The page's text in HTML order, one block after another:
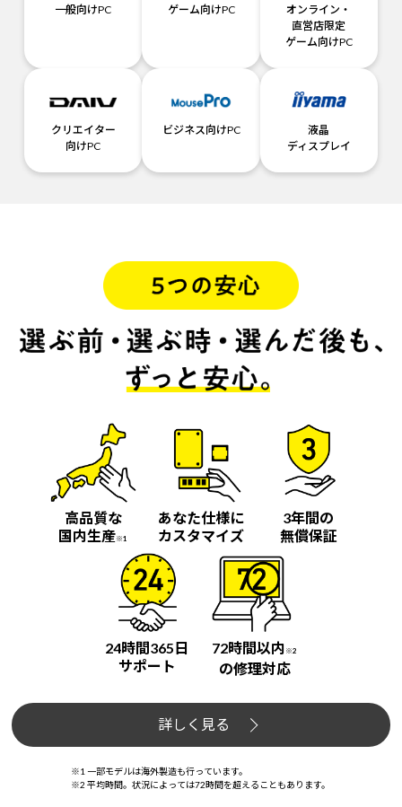
一般向けPC ゲーム向けPC
オンライン・
直営店限定
ゲーム向けPC
クリエイター
向けPC
ビジネス向けPC
液晶
ディスプレイ
高品質な
国内生産※1
あなた仕様に
カスタマイズ
3年間の
無償保証
24時間365日
サポート
72時間以内 ※2
の修理対応
詳しく見る
※1 一部モデルは海外製造も行っています。
※2 平均時間。状況によっては72時間を超えることもあります。